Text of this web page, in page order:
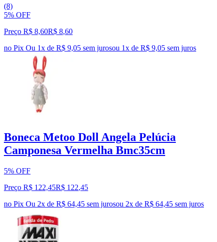
(8)
5% OFF
Preço R$ 8,60R$ 8,60
no Pix Ou 1x de R$ 9,05 sem jurosou 1x de R$ 9,05 sem juros
Boneca Metoo Doll Angela Pelúcia
Camponesa Vermelha Bmc35cm
5% OFF
Preço R$ 122,45R$ 122,45
no Pix Ou 2x de R$ 64,45 sem jurosou 2x de R$ 64,45 sem juros